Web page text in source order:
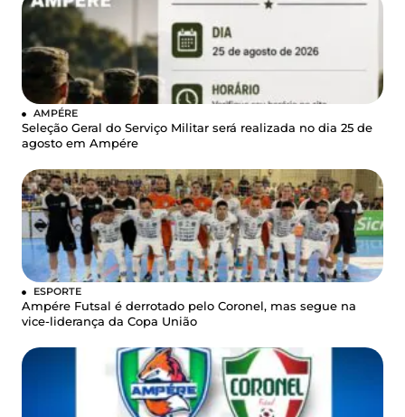
AMPÉRE
Seleção Geral do Serviço Militar será realizada no dia 25 de
agosto em Ampére
ESPORTE
Ampére Futsal é derrotado pelo Coronel, mas segue na
vice-liderança da Copa União